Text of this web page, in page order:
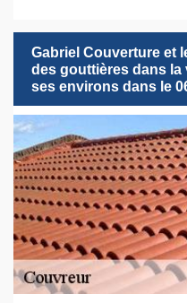
Gabriel Couverture et
des gouttières dans la
ses environs dans le